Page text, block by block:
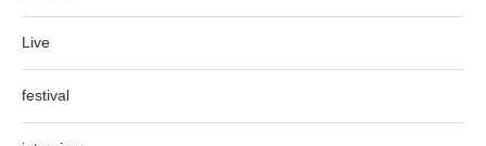
Live
festival